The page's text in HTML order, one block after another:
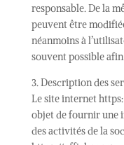
responsable. De la
peuvent être
néanmoins à
souvent possible
3. Description des
Le site internet
objet de fournir une
des activités de la